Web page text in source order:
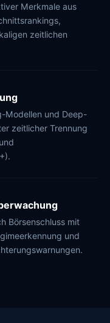
Merkmale aus
zeitlichen
Modellen und Deep-
zeitlicher Trennung
Börsenschluss mit
und